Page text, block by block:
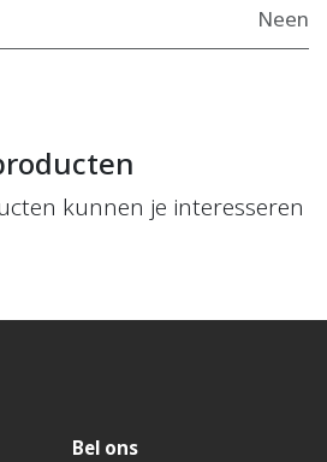
Neen
kunnen je interesseren
Bel ons